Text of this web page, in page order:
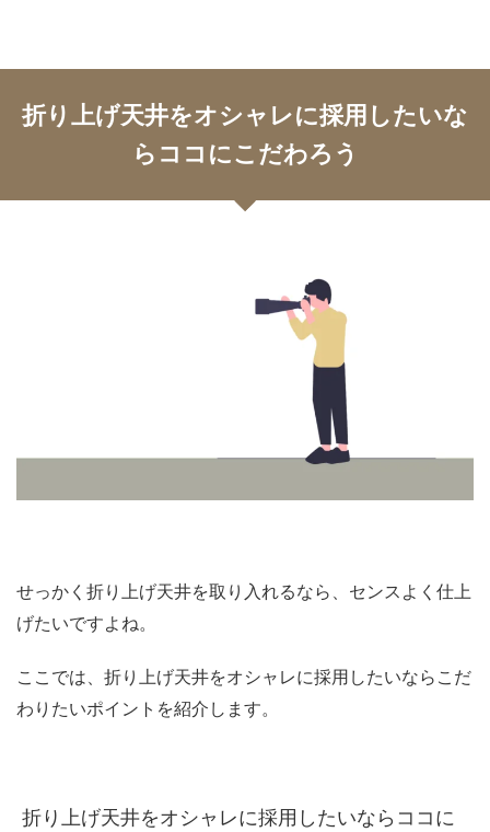
折り上げ天井をオシャレに採用したいな
らココにこだわろう
せっかく折り上げ天井を取り入れるなら、センスよく仕上
げたいですよね。
ここでは、折り上げ天井をオシャレに採用したいならこだ
わりたいポイントを紹介します。
折り上げ天井をオシャレに採用したいならココに